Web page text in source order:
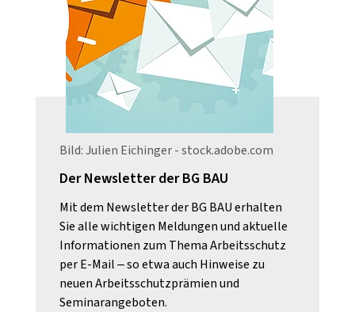
Bild: Julien Eichinger - stock.adobe.com
Der Newsletter der BG BAU
Mit dem Newsletter der BG BAU erhalten
Sie alle wichtigen Meldungen und aktuelle
Informationen zum Thema Arbeitsschutz
per E-Mail – so etwa auch Hinweise zu
neuen Arbeitsschutzprämien und
Seminarangeboten.